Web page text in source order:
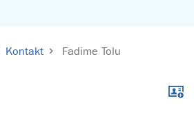
Kontakt Fadime Tolu